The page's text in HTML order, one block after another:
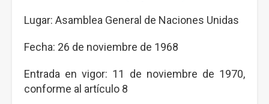
Lugar: Asamblea General de Naciones Unidas
Fecha: 26 de noviembre de 1968
Entrada en vigor: 11 de noviembre de 1970,
conforme al artículo 8